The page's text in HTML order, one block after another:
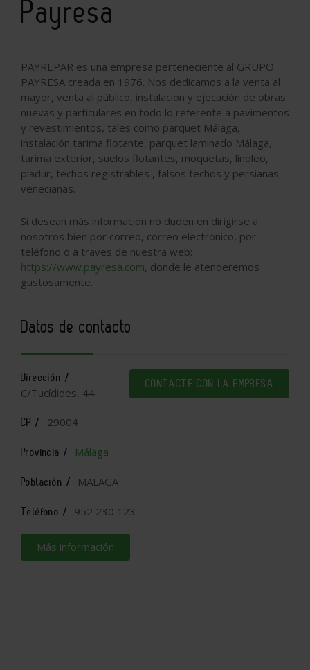
Payresa
PAYREPAR es una empresa perteneciente al GRUPO
PAYRESA creada en 1976. Nos dedicamos a la venta al
mayor, venta al público, instalacion y ejecución de obras
nuevas y particulares en todo lo referente a pavimentos
y revestimientos, tales como parquet Málaga,
instalación tarima flotante, parquet laminado Málaga,
tarima exterior, suelos flotantes, moquetas, linoleo,
pladur, techos registrables , falsos techos y persianas
venecianas.
Si desean más información no duden en dirigirse a
nosotros bien por correo, correo electrónico, por
teléfono o a traves de nuestra web:
https://www.payresa.com, donde le atenderemos
gustosamente.
Datos de contacto
CONTACTE CON LA EMPRESA
Dirección /
C/Tucídides, 44
CP / 29004
Provincia / Málaga
Población / MALAGA
Teléfono / 952 230 123
Más información